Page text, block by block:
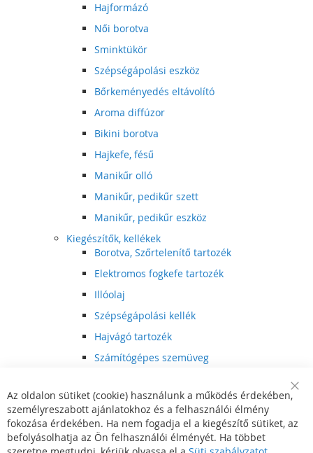
Hajformázó
Női borotva
Sminktükör
Szépségápolási eszköz
Bőrkeményedés eltávolító
Aroma diffúzor
Bikini borotva
Hajkefe, fésű
Manikűr olló
Manikűr, pedikűr szett
Manikűr, pedikűr eszköz
Kiegészítők, kellékek
Borotva, Szőrtelenítő tartozék
Elektromos fogkefe tartozék
Illóolaj
Szépségápolási kellék
Hajvágó tartozék
Számítógépes szemüveg
Hajvágó kiegészítő
Szórakoztató elektronika
Multimédia
DVD, BluRay lejátszó
Bar
Az oldalon sütiket (cookie) használunk a működés érdekében,
személyreszabott ajánlatokhoz és a felhasználói élmény
fokozása érdekében. Ha nem fogadja el a kiegészítő sütiket, az
befolyásolhatja az Ön felhasználói élményét. Ha többet